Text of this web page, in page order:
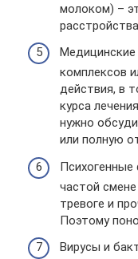
молоком) –
комплексов
действия, в
курса
нужно
или полную
частой
тревоге и
Поэтому
Вирусы и